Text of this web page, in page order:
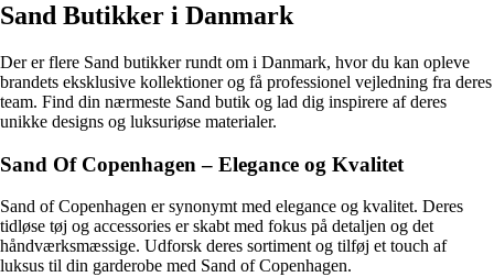
Sand Butikker i Danmark
Der er flere Sand butikker rundt om i Danmark, hvor du kan opleve
brandets eksklusive kollektioner og få professionel vejledning fra deres
team. Find din nærmeste Sand butik og lad dig inspirere af deres
unikke designs og luksuriøse materialer.
Sand Of Copenhagen – Elegance og Kvalitet
Sand of Copenhagen er synonymt med elegance og kvalitet. Deres
tidløse tøj og accessories er skabt med fokus på detaljen og det
håndværksmæssige. Udforsk deres sortiment og tilføj et touch af
luksus til din garderobe med Sand of Copenhagen.